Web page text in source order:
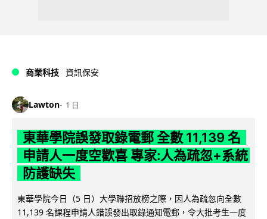
商業科技 資訊保安
Lawton 1 日
東華學院誤發取錄電郵 全數 11,139 名
申請人一度空歡喜 專家:人為疏忽+系統
防護缺失
東華學院今日（5 日）大學聯招放榜之際，因人為疏忽向全數
11,139 名課程申請人錯誤發出取錄通知電郵，令大批考生一度